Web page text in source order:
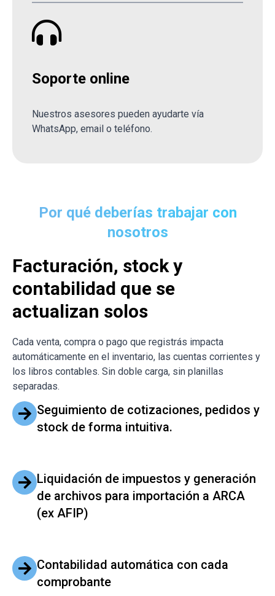
Soporte online
Nuestros asesores pueden ayudarte vía
WhatsApp, email o teléfono.
Por qué deberías trabajar con
nosotros
Facturación, stock y
contabilidad que se
actualizan solos
Cada venta, compra o pago que registrás impacta
automáticamente en el inventario, las cuentas corrientes y
los libros contables. Sin doble carga, sin planillas
separadas.
Seguimiento de cotizaciones, pedidos y
stock de forma intuitiva.
Liquidación de impuestos y generación
de archivos para importación a ARCA
(ex AFIP)
Contabilidad automática con cada
comprobante